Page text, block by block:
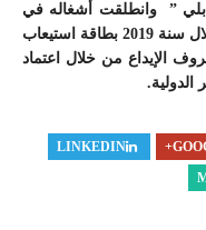
” وانطلقت أشغاله في
شهر أكتوبر 2017 على أن تنتهي الأشغال خلال سنة 2019 بطاقة استيعاب
الإيداع من خلال اعتماد
الدولية.
LINKEDIN